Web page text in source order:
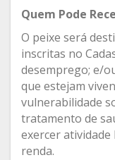
Quem Pode
O peixe será
inscritas no
desemprego; e/
que estejam
vulnerabilidade
tratamento de
exercer
renda.